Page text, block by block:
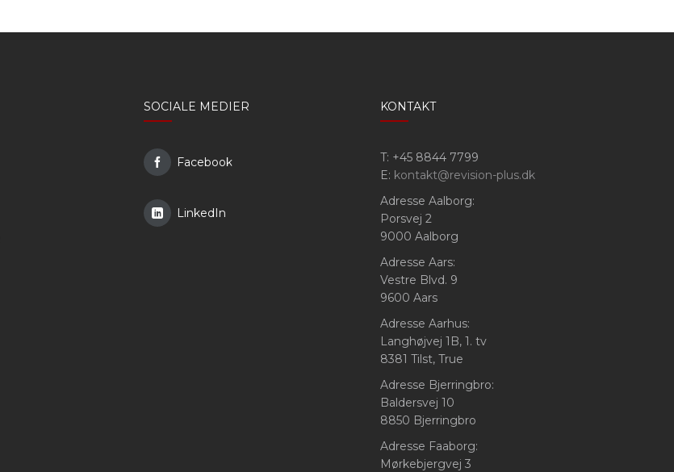
SOCIALE MEDIER
Facebook
LinkedIn
KONTAKT
T: +45 8844 7799
E: kontakt@revision-plus.dk
Adresse Aalborg:
Porsvej 2
9000 Aalborg
Adresse Aars:
Vestre Blvd. 9
9600 Aars
Adresse Aarhus:
Langhøjvej 1B, 1. tv
8381 Tilst, True
Adresse Bjerringbro:
Baldersvej 10
8850 Bjerringbro
Adresse Faaborg:
Mørkebjergvej 3